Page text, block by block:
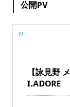
公開PV
【詠見野
I.ADORE